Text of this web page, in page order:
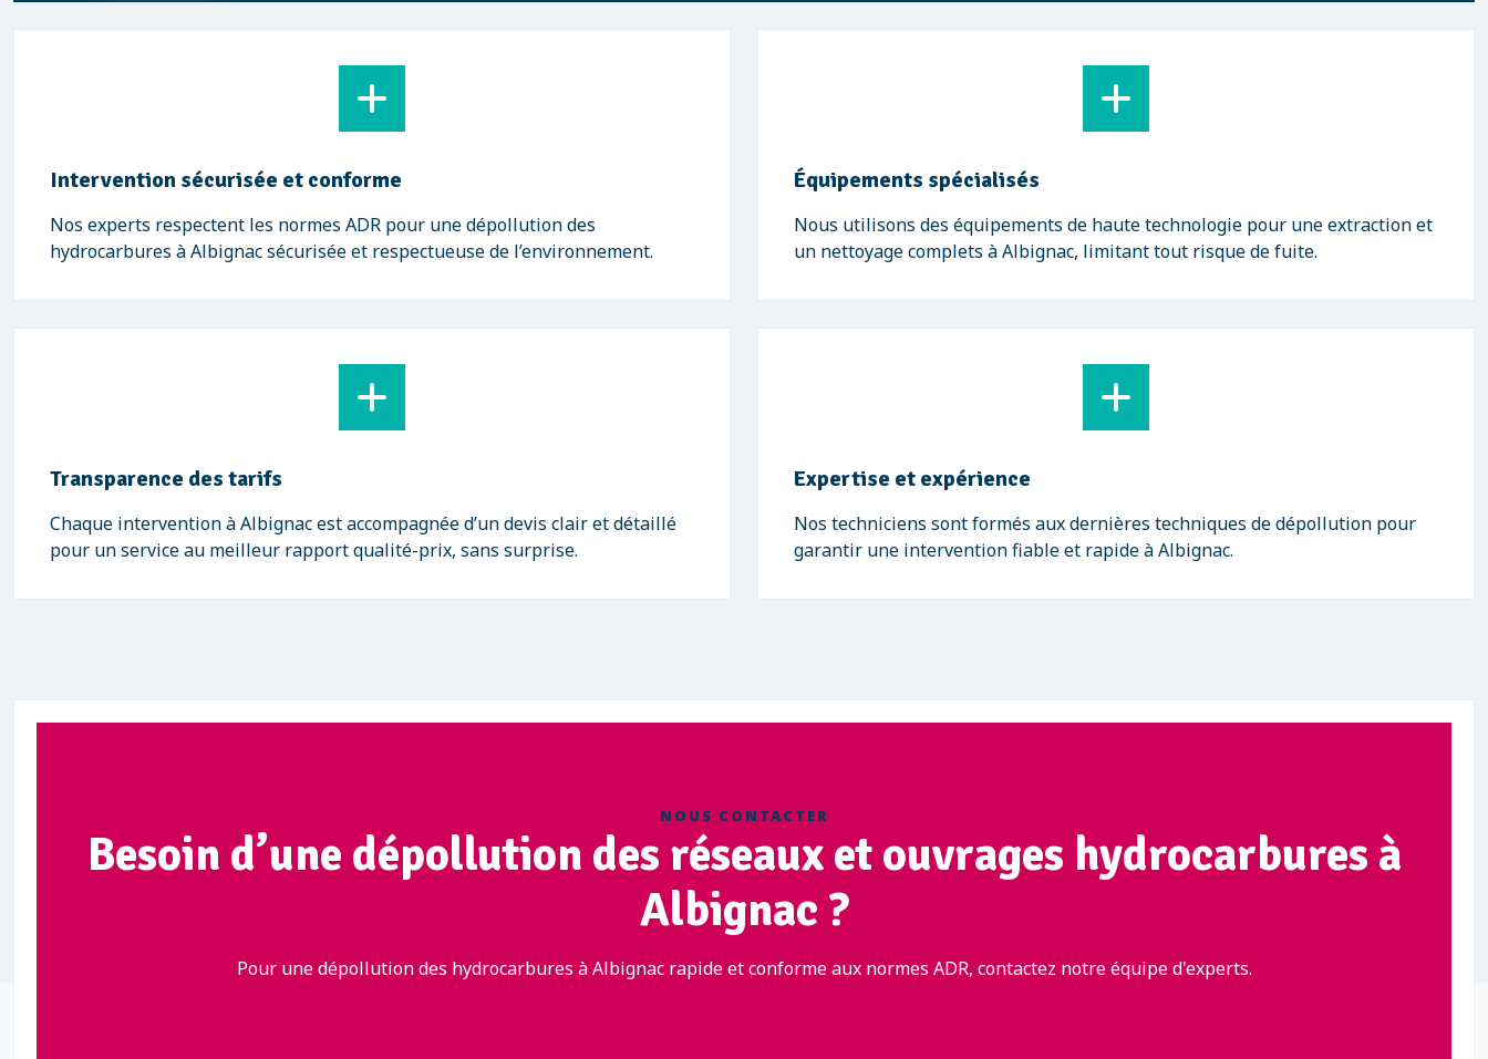
Intervention sécurisée et conforme
Nos experts respectent les normes ADR pour une dépollution des
hydrocarbures à Albignac sécurisée et respectueuse de l’environnement.
Équipements spécialisés
Nous utilisons des équipements de haute technologie pour une extraction et
un nettoyage complets à Albignac, limitant tout risque de fuite.
Transparence des tarifs
Chaque intervention à Albignac est accompagnée d’un devis clair et détaillé
pour un service au meilleur rapport qualité-prix, sans surprise.
Expertise et expérience
Nos techniciens sont formés aux dernières techniques de dépollution pour
garantir une intervention fiable et rapide à Albignac.
NOUS CONTACTER
Besoin d’une dépollution des réseaux et ouvrages hydrocarbures à
Albignac ?
Pour une dépollution des hydrocarbures à Albignac rapide et conforme aux normes ADR, contactez notre équipe d'experts.